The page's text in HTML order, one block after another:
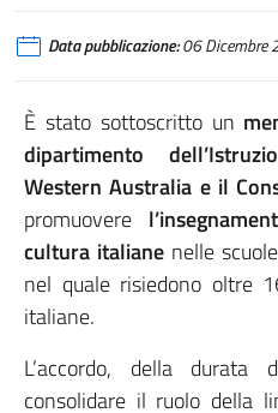
Data pubblicazione:06 Dicembre
È stato sottoscritto un
dipartimento
Western Australia e il
promuovere
cultura italiane nelle
nel quale risiedono oltre
italiane.
L’accordo, della
consolidare il ruolo della